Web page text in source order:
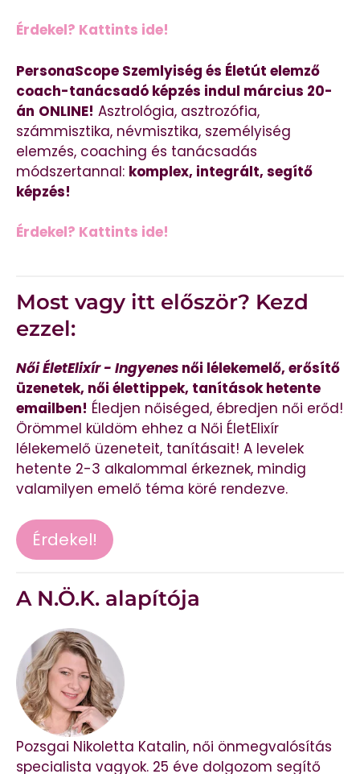
Érdekel? Kattints ide!
PersonaScope Szemlyiség és Életút elemző
coach-tanácsadó képzés indul március 20-
án ONLINE! Asztrológia, asztrozófia,
számmisztika, névmisztika, személyiség
elemzés, coaching és tanácsadás
módszertannal: komplex, integrált, segítő
képzés!
Érdekel? Kattints ide!
Most vagy itt először? Kezd
ezzel:
Női ÉletElixír - Ingyenes női lélekemelő, erősítő
üzenetek, női élettippek, tanítások hetente
emailben! Éledjen nőiséged, ébredjen női erőd!
Örömmel küldöm ehhez a Női ÉletElixír
lélekemelő üzeneteit, tanításait! A levelek
hetente 2-3 alkalommal érkeznek, mindig
valamilyen emelő téma köré rendezve.
Érdekel!
A N.Ö.K. alapítója
Pozsgai Nikoletta Katalin, női önmegvalósítás
specialista vagyok. 25 éve dolgozom segítő